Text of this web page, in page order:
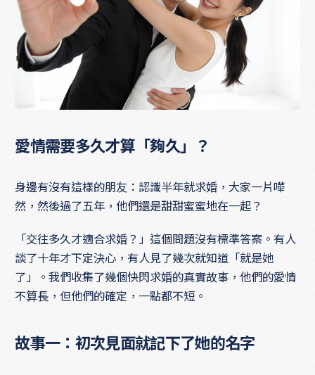
愛情需要多久才算「夠久」？
身邊有沒有這樣的朋友：認識半年就求婚，大家一片嘩
然，然後過了五年，他們還是甜甜蜜蜜地在一起？
「交往多久才適合求婚？」這個問題沒有標準答案。有人
談了十年才下定決心，有人見了幾次就知道「就是她
了」。我們收集了幾個快閃求婚的真實故事，他們的愛情
不算長，但他們的確定，一點都不短。
故事一：初次見面就記下了她的名字